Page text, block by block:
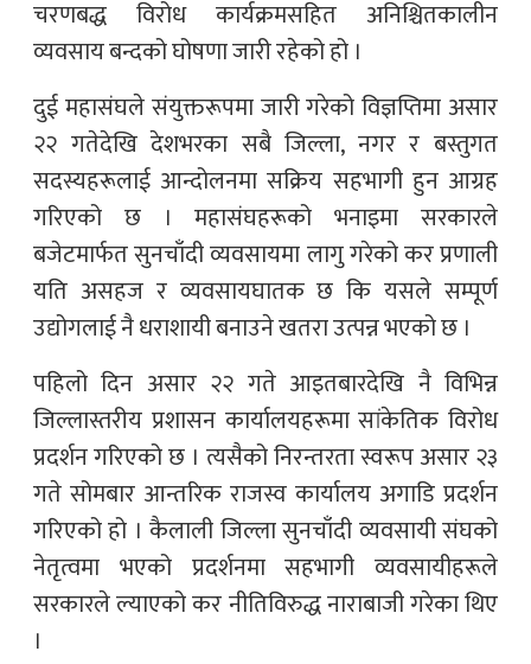
चरणबद्ध विरोध कार्यक्रमसहित अनिश्चितकालीन
व्यवसाय बन्दको घोषणा जारी रहेको हो ।
दुई महासंघले संयुक्तरूपमा जारी गरेको विज्ञप्तिमा असार
२२ गतेदेखि देशभरका सबै जिल्ला, नगर र बस्तुगत
सदस्यहरूलाई आन्दोलनमा सक्रिय सहभागी हुन आग्रह
गरिएको छ । महासंघहरूको भनाइमा सरकारले
बजेटमार्फत सुनचाँदी व्यवसायमा लागु गरेको कर प्रणाली
यति असहज र व्यवसायघातक छ कि यसले सम्पूर्ण
उद्योगलाई नै धराशायी बनाउने खतरा उत्पन्न भएको छ ।
पहिलो दिन असार २२ गते आइतबारदेखि नै विभिन्न
जिल्लास्तरीय प्रशासन कार्यालयहरूमा सांकेतिक विरोध
प्रदर्शन गरिएको छ । त्यसैको निरन्तरता स्वरूप असार २३
गते सोमबार आन्तरिक राजस्व कार्यालय अगाडि प्रदर्शन
गरिएको हो । कैलाली जिल्ला सुनचाँदी व्यवसायी संघको
नेतृत्वमा भएको प्रदर्शनमा सहभागी व्यवसायीहरूले
सरकारले ल्याएको कर नीतिविरुद्ध नाराबाजी गरेका थिए
।